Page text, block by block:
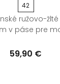
42
ružovo-
v páse pre
59,90 €